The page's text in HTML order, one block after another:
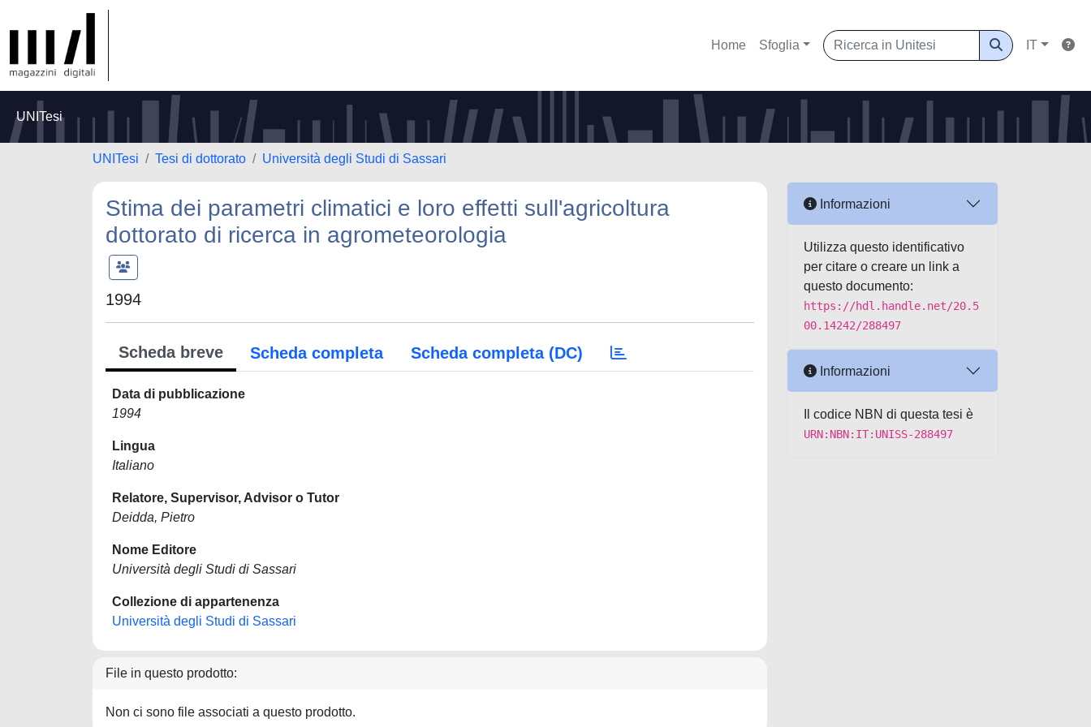
Home Sfoglia IT
UNITesi
UNITesi Tesi di dottorato Università degli Studi di Sassari
Stima dei parametri climatici e loro effetti sull'agricoltura
dottorato di ricerca in agrometeorologia
1994
Scheda breve Scheda completa Scheda completa (DC)
Data di pubblicazione
1994
Lingua
Italiano
Relatore, Supervisor, Advisor o Tutor
Deidda, Pietro
Nome Editore
Università degli Studi di Sassari
Collezione di appartenenza
Università degli Studi di Sassari
File in questo prodotto:
Non ci sono file associati a questo prodotto.
Informazioni
Utilizza questo identificativo
per citare o creare un link a
questo documento:
https://hdl.handle.net/20.5
00.14242/288497
Informazioni
Il codice NBN di questa tesi è
URN:NBN:IT:UNISS-288497